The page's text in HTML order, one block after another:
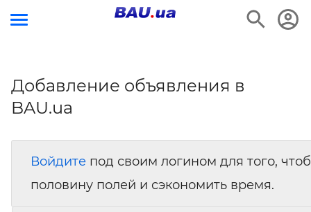
Добавление объявления в
BAU.ua
Войдите под своим логином для того,
половину полей и сэкономить время.